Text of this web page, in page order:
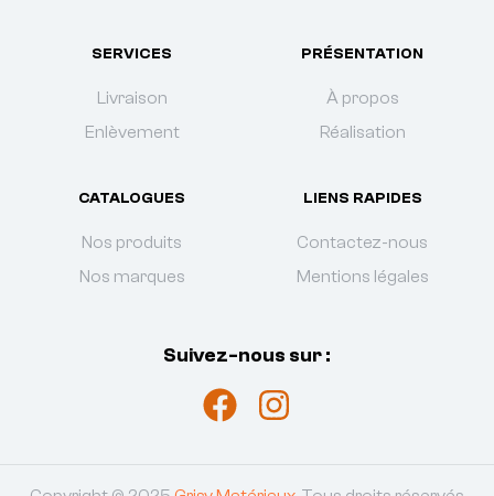
SERVICES
Livraison
Enlèvement
PRÉSENTATION
À propos
Réalisation
CATALOGUES
Nos produits
Nos marques
LIENS RAPIDES
Contactez-nous
Mentions légales
Suivez-nous sur :